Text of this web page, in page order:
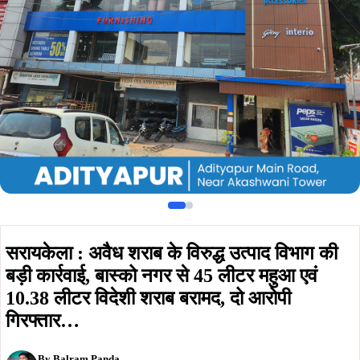
बड़ी कार्रवाई, बास्को नगर से 45 लीटर महुआ एवं
10.38 लीटर विदेशी शराब बरामद, दो आरोपी
गिरफ्तार…
ByBalram Panda
Published on:October 10, 2025